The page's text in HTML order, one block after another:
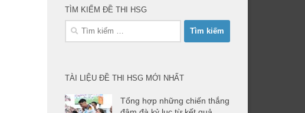
TÌM KIẾM ĐỀ THI HSG
Tìm
TÀI LIỆU ĐỀ THI HSG MỚI NHẤT
Tổng hợp những chiến thắng